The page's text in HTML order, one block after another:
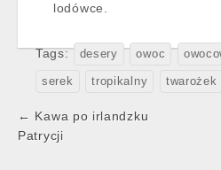
lodówce.
Tags: desery owoc
serek tropikalny twarożek
Post
navigation
← Kawa po irlandzku
Patrycji